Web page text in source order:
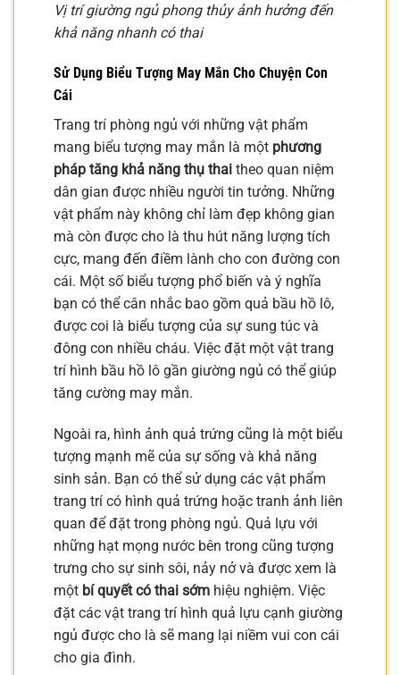
Vị trí giường ngủ phong thủy ảnh hưởng đến
khả năng nhanh có thai
Sử Dụng Biểu Tượng May Mắn Cho Chuyện Con
Cái
Trang trí phòng ngủ với những vật phẩm
mang biểu tượng may mắn là một phương
pháp tăng khả năng thụ thai theo quan niệm
dân gian được nhiều người tin tưởng. Những
vật phẩm này không chỉ làm đẹp không gian
mà còn được cho là thu hút năng lượng tích
cực, mang đến điềm lành cho con đường con
cái. Một số biểu tượng phổ biến và ý nghĩa
bạn có thể cân nhắc bao gồm quả bầu hồ lô,
được coi là biểu tượng của sự sung túc và
đông con nhiều cháu. Việc đặt một vật trang
trí hình bầu hồ lô gần giường ngủ có thể giúp
tăng cường may mắn.
Ngoài ra, hình ảnh quả trứng cũng là một biểu
tượng mạnh mẽ của sự sống và khả năng
sinh sản. Bạn có thể sử dụng các vật phẩm
trang trí có hình quả trứng hoặc tranh ảnh liên
quan để đặt trong phòng ngủ. Quả lựu với
những hạt mọng nước bên trong cũng tượng
trưng cho sự sinh sôi, nảy nở và được xem là
một bí quyết có thai sớm hiệu nghiệm. Việc
đặt các vật trang trí hình quả lựu cạnh giường
ngủ được cho là sẽ mang lại niềm vui con cái
cho gia đình.